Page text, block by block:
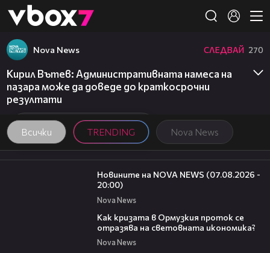
👾
Всички TRENDING Nova News
Nova News СЛЕДВАЙ 270
Кирил Вътев: Административната намеса на
пазара може да доведе до краткосрочни
резултати
22:56
Новините на NOVA NEWS (07.08.2026 -
20:00)
Nova News
Как кризата в Ормузкия проток се
отразява на световната икономика?
Nova News